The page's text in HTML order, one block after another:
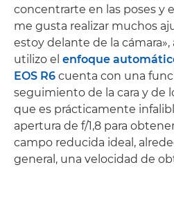
concentrarte en las poses y
me gusta realizar muchos
estoy delante de la
utilizo el enfoque
EOS R6 cuenta con una
seguimiento de la cara y de
que es prácticamente
apertura de f/1,8 para
campo reducida ideal,
general, una velocidad de